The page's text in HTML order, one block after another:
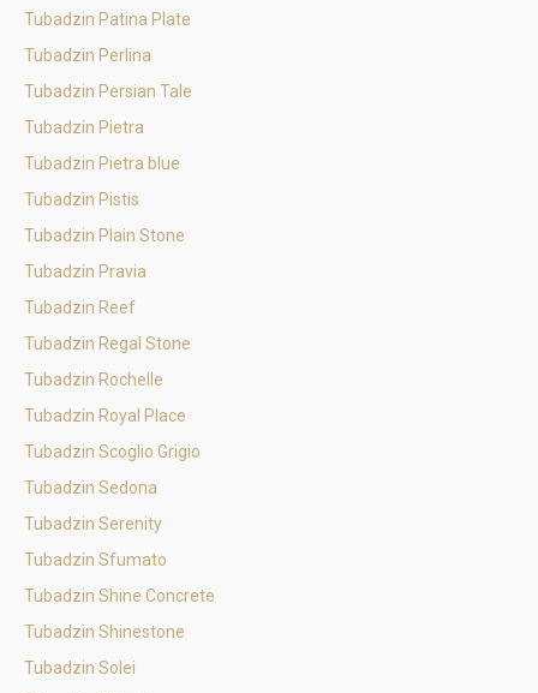
Tubadzin Patina Plate
Tubadzin Perlina
Tubadzin Persian Tale
Tubadzin Pietra
Tubadzin Pietra blue
Tubadzin Pistis
Tubadzin Plain Stone
Tubadzin Pravia
Tubadzin Reef
Tubadzin Regal Stone
Tubadzin Rochelle
Tubadzin Royal Place
Tubadzin Scoglio Grigio
Tubadzin Sedona
Tubadzin Serenity
Tubadzin Sfumato
Tubadzin Shine Concrete
Tubadzin Shinestone
Tubadzin Solei